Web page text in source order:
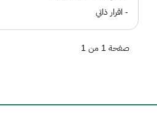
- اقرار ذاتي
صفحة 1 من 1